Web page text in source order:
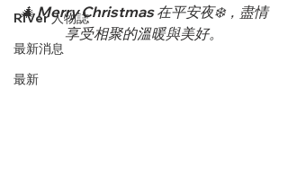
RIVer 人物誌
最新消息
最新
🎄 Merry Christmas 在平安夜❄️，盡情
享受相聚的溫暖與美好。